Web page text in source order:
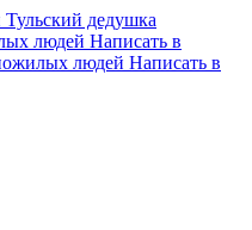
Написать в
Написать в